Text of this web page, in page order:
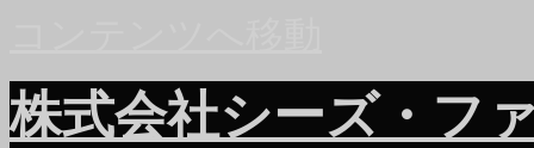
株式会社シーズ・フ